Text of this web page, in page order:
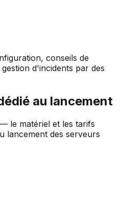
conseils de
d'incidents par des
au lancement
le matériel et les tarifs
lancement des serveurs